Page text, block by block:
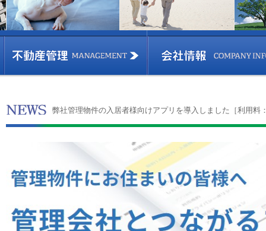
弊社管理物件の入居者様向けアプリを導入しました［利用料